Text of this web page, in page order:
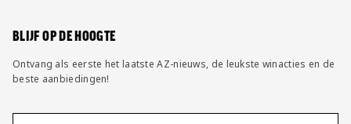
BLIJF OP DE HOOGTE
Ontvang als eerste het laatste AZ-nieuws, de leukste winacties en de
beste aanbiedingen!